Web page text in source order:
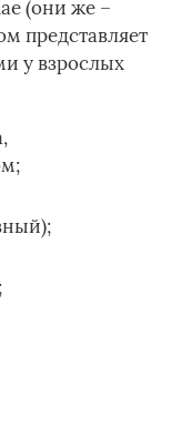
(они же –
представляет
у взрослых